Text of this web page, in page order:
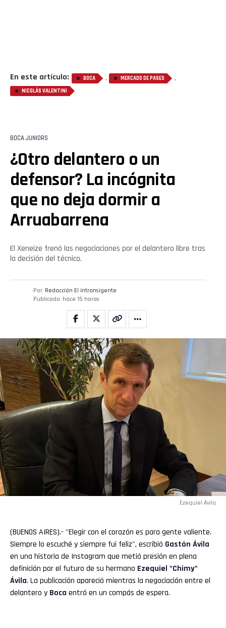
En este artículo: BOCA , MERCADO DE PASES ,
NICOLÁS VALENTINI
BOCA JUNIORS
¿Otro delantero o un
defensor? La incógnita
que no deja dormir a
Arruabarrena
El Xeneize frenó las negociaciones por el delantero libre tras
la decisión del técnico.
Por Redacción El intransigente
Publicado hace 15 horas
Ezequiel Ávila
(BUENOS AIRES).- "Elegir con el corazón es para gente valiente.
Siempre lo escuché y siempre fui feliz", escribió Gastón Ávila
en una historia de Instagram que metió presión en plena
definición por el futuro de su hermano Ezequiel "Chimy"
Ávila. La publicación apareció mientras la negociación entre el
delantero y Boca entró en un compás de espera.